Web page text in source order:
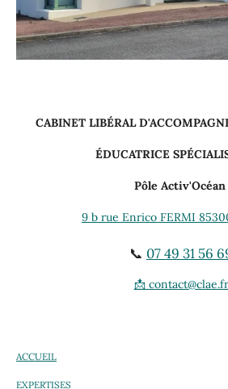
CABINET LIBÉRAL
ÉDUCATRICE
Pôle Activ'Océan
9 b rue Enrico FERMI
📞 07 49 31 56
📩 contact@clae.fr
ACCUEIL
EXPERTISES